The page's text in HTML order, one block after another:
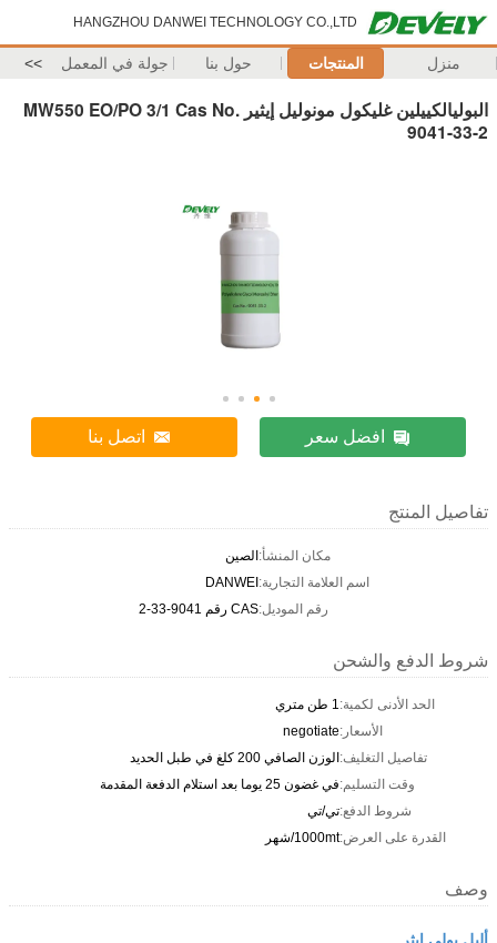
HANGZHOU DANWEI TECHNOLOGY CO.,LTD
منزل المنتجات حول بنا جولة في المعمل >>
البوليالكييلين غليكول مونوليل إيثير MW550 EO/PO 3/1 Cas No.
9041-33-2
افضل سعر اتصل بنا
تفاصيل المنتج
مكان المنشأ:الصين
اسم العلامة التجارية:DANWEI
رقم الموديل:CAS رقم 9041-33-2
شروط الدفع والشحن
الحد الأدنى لكمية:1 طن متري
الأسعار:negotiate
تفاصيل التغليف:الوزن الصافي 200 كلغ في طبل الحديد
وقت التسليم:في غضون 25 يوما بعد استلام الدفعة المقدمة
شروط الدفع:تي/تي
القدرة على العرض:1000mt/شهر
وصف
أليل بولي إيثر